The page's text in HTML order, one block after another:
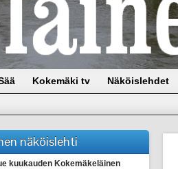
Kokemäki tv Näköislehdet
näköislehti
kuukauden Kokemäkeläinen